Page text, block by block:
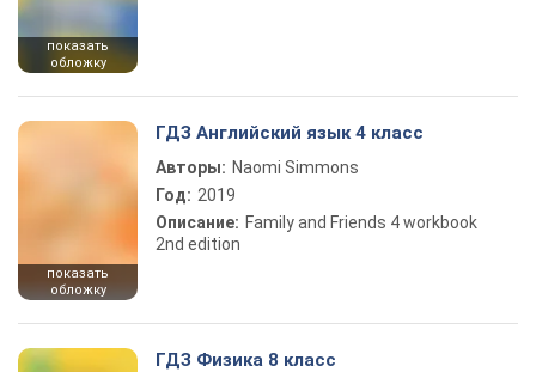
показать
обложку
показать
обложку
ГДЗ Английский язык 4 класс
Авторы: Naomi Simmons
Год: 2019
Описание: Family and Friends 4 workbook
2nd edition
ГДЗ Физика 8 класс